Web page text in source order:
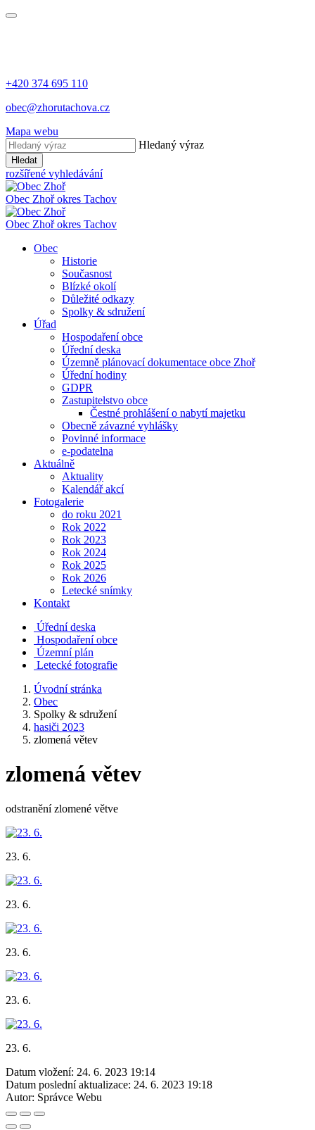
+420 374 695 110
obec@zhorutachova.cz
Mapa webu
Hledaný výraz
Hledat
rozšířené vyhledávání
Obec Zhoř okres Tachov
Obec Zhoř okres Tachov
Obec
Historie
Současnost
Blízké okolí
Důležité odkazy
Spolky & sdružení
Úřad
Hospodaření obce
Úřední deska
Územně plánovací dokumentace obce Zhoř
Úřední hodiny
GDPR
Zastupitelstvo obce
Čestné prohlášení o nabytí majetku
Obecně závazné vyhlášky
Povinné informace
e-podatelna
Aktuálně
Aktuality
Kalendář akcí
Fotogalerie
do roku 2021
Rok 2022
Rok 2023
Rok 2024
Rok 2025
Rok 2026
Letecké snímky
Kontakt
Úřední deska
Hospodaření obce
Územní plán
Letecké fotografie
Úvodní stránka
Obec
Spolky & sdružení
hasiči 2023
zlomená větev
zlomená větev
odstranění zlomené větve
23. 6.
23. 6.
23. 6.
23. 6.
23. 6.
Datum vložení: 24. 6. 2023 19:14
Datum poslední aktualizace: 24. 6. 2023 19:18
Autor: Správce Webu